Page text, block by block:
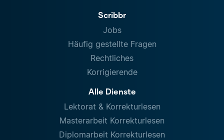
Scribbr
Jobs
Häufig gestellte Fragen
Rechtliches
Korrigierende
Alle Dienste
Lektorat & Korrekturlesen
Masterarbeit Korrekturlesen
Diplomarbeit Korrekturlesen